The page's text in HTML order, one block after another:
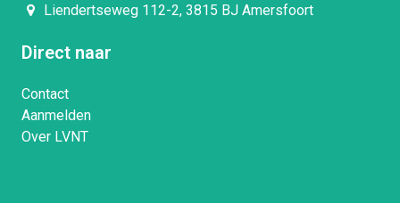
Liendertseweg 112-2, 3815 BJ Amersfoort
Direct naar
Contact
Aanmelden
Over LVNT